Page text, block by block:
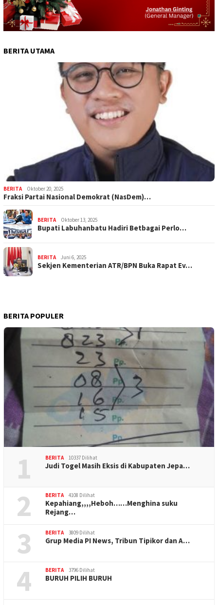
BERITA UTAMA
BERITA Oktober 20, 2025
Fraksi Partai Nasional Demokrat (NasDem)…
BERITA Oktober 13, 2025
Bupati Labuhanbatu Hadiri Betbagai Perlo…
BERITA Juni 6, 2025
Sekjen Kementerian ATR/BPN Buka Rapat Ev…
BERITA POPULER
1 BERITA 10337 Dilihat
Judi Togel Masih Eksis di Kabupaten Jepa…
2 BERITA 4108 Dilihat
Kepahiang,,,,Heboh……Menghina suku
Rejang…
3 BERITA 3809 Dilihat
Grup Media PI News, Tribun Tipikor dan A…
4 BERITA 3796 Dilihat
BURUH PILIH BURUH